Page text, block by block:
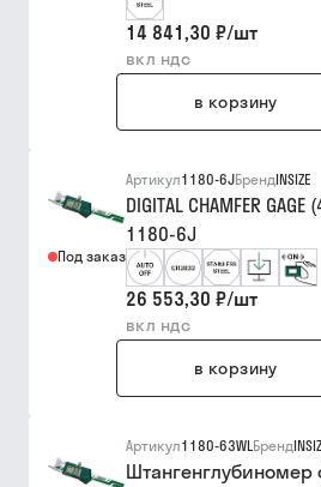
14 841,30 ₽/шт
вкл ндс
в корзину
Под заказ
Артикул1180-6JБрендINSIZE
DIGITAL CHAMFER
1180-6J
26 553,30 ₽/шт
вкл ндс
в корзину
Артикул1180-63WLБренд